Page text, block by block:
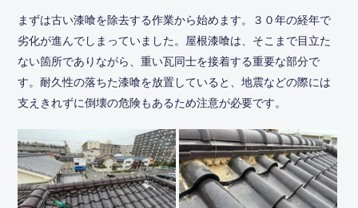
まずは古い漆喰を除去する作業から始めます。３０年の経年で
劣化が進んでしまっていました。屋根漆喰は、そこまで目立た
ない箇所でありながら、重い瓦同士を接着する重要な部分で
す。耐久性の落ちた漆喰を放置していると、地震などの際には
支えきれずに倒壊の危険もあるため注意が必要です。